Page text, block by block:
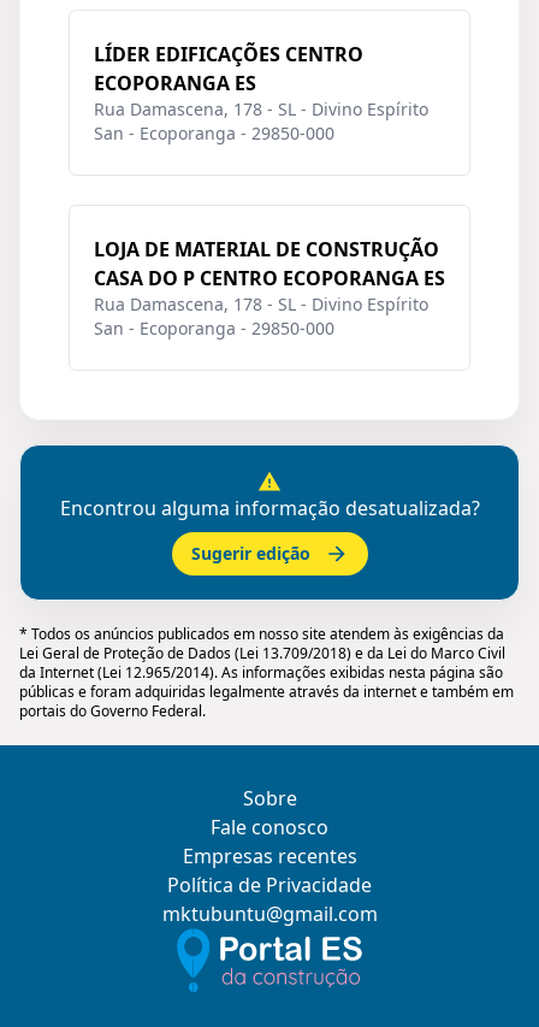
LÍDER EDIFICAÇÕES CENTRO
ECOPORANGA ES
Rua Damascena, 178 - SL - Divino Espírito
San - Ecoporanga - 29850-000
LOJA DE MATERIAL DE CONSTRUÇÃO
CASA DO P CENTRO ECOPORANGA ES
Rua Damascena, 178 - SL - Divino Espírito
San - Ecoporanga - 29850-000
Encontrou alguma informação desatualizada?
Sugerir edição
* Todos os anúncios publicados em nosso site atendem às exigências da
Lei Geral de Proteção de Dados (Lei 13.709/2018) e da Lei do Marco Civil
da Internet (Lei 12.965/2014). As informações exibidas nesta página são
públicas e foram adquiridas legalmente através da internet e também em
portais do Governo Federal.
Sobre
Fale conosco
Empresas recentes
Política de Privacidade
mktubuntu@gmail.com